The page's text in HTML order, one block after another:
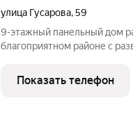
улица Гусарова,59
9-этажный панельный дом
благоприятном районе с
стеклопакеты, остекление
(линолеум), обои, сантехника,
Показать телефон